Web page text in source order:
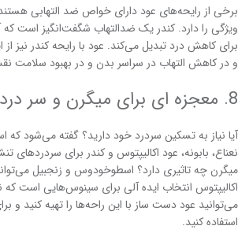
برخی از رایحه‌های عود دارای خواص ضد التهابی
ویژگی را دارد. کندر یک ضدالتهاب شگفت‌انگیز است
برای کاهش درد تبدیل می‌کند. عود با رایحه کندر نیز
و در کاهش التهاب در سراسر بدن و در بهبود سلامت
8. معجزه ای برای میگرن و سر درد
آیا نیاز به تسکین سردرد خود دارید؟ گفته می‌شود که
نعناع، بابونه، عود اکالیپتوس و کندر برای سردردهای
میگرن چه تاثیری دارد؟ اسطوخودوس و زنجبیل
اکالیپتوس انتخاب ایده آلی برای سینوس‌هایی است که
می‌توانید عود دست ساز با این راحه‌ها را تهیه کنید و
استفاده کنید.